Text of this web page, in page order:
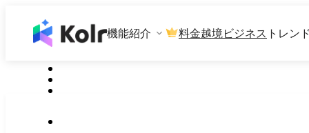
機能紹介 料金越境ビジネス トレン